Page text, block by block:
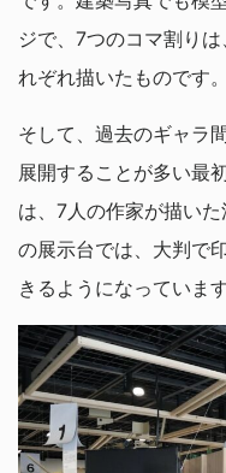
ジで、7つのコマ割り
れぞれ描いたものです。
そして、過去のギャラ
展開することが多い最
は、7人の作家が描い
の展示台では、大判で
きるようになっていま